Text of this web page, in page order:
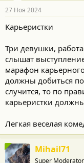
27 Ноя 2024
Карьеристки
Три девушки,
слышат
марафон
должны добиться
случится, то по
карьеристки
Легкая веселая
Mihail71
Super Moderator